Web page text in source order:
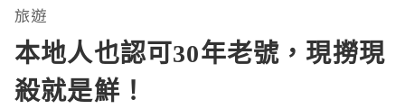
旅遊
本地人也認可30年老號，現撈現
殺就是鮮！